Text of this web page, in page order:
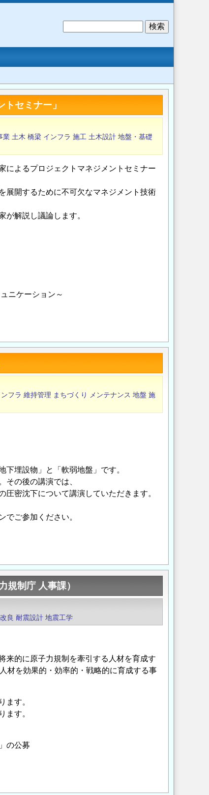
セミナー」
業 土木 橋梁 インフラ 施工 土木設計 地盤・基礎
によるプロジェクトマネジメントセミナー
展開するために不可欠なマネジメント技術
解説し議論します。
ケーション～
フラ 維持管理 まちづくり メンテナンス 地盤 施
埋設物」と「軟弱地盤」です。
の後の講演では、
密沈下について講演していただきます。
でご参加ください。
規制庁 人事課）
良 耐震設計 地震工学
来的に原子力規制を牽引する人材を育成す
材を効果的・効率的・戦略的に育成する事
ます。
ます。
の公募